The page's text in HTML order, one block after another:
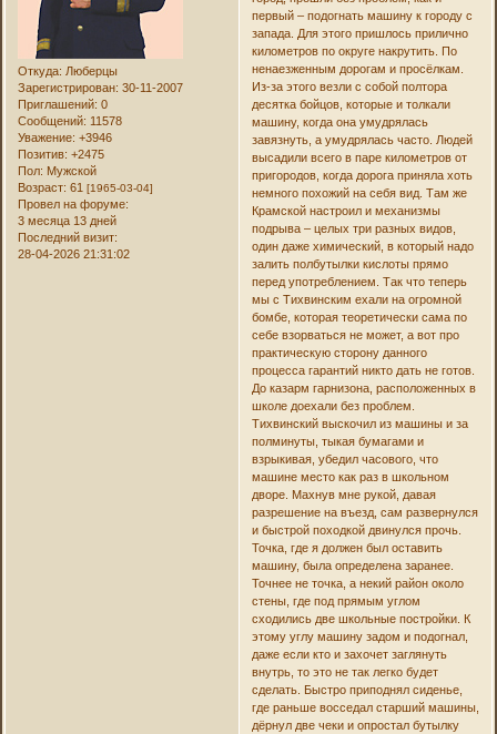
Откуда: Люберцы
Зарегистрирован: 30-11-2007
Приглашений: 0
Сообщений: 11578
Уважение: +3946
Позитив: +2475
Пол: Мужской
Возраст: 61[1965-03-04]
Провел на форуме:
3 месяца 13 дней
Последний визит:
28-04-2026 21:31:02
первый – подогнать машину к городу с
запада. Для этого пришлось прилично
километров по округе накрутить. По
ненаезженным дорогам и просёлкам.
Из-за этого везли с собой полтора
десятка бойцов, которые и толкали
машину, когда она умудрялась
завязнуть, а умудрялась часто. Людей
высадили всего в паре километров от
пригородов, когда дорога приняла хоть
немного похожий на себя вид. Там же
Крамской настроил и механизмы
подрыва – целых три разных видов,
один даже химический, в который надо
залить полбутылки кислоты прямо
перед употреблением. Так что теперь
мы с Тихвинским ехали на огромной
бомбе, которая теоретически сама по
себе взорваться не может, а вот про
практическую сторону данного
процесса гарантий никто дать не готов.
До казарм гарнизона, расположенных в
школе доехали без проблем.
Тихвинский выскочил из машины и за
полминуты, тыкая бумагами и
взрыкивая, убедил часового, что
машине место как раз в школьном
дворе. Махнув мне рукой, давая
разрешение на въезд, сам развернулся
и быстрой походкой двинулся прочь.
Точка, где я должен был оставить
машину, была определена заранее.
Точнее не точка, а некий район около
стены, где под прямым углом
сходились две школьные постройки. К
этому углу машину задом и подогнал,
даже если кто и захочет заглянуть
внутрь, то это не так легко будет
сделать. Быстро приподнял сиденье,
где раньше восседал старший машины,
дёрнул две чеки и опростал бутылку